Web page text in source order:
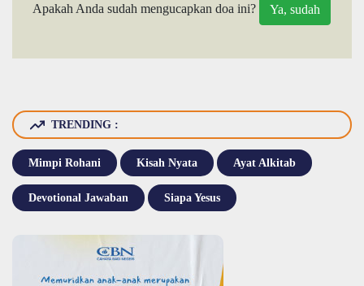
Apakah Anda sudah mengucapkan doa ini?
TRENDING :
Mimpi Rohani Kisah Nyata Ayat Alkitab
Devotional Jawaban Siapa Yesus